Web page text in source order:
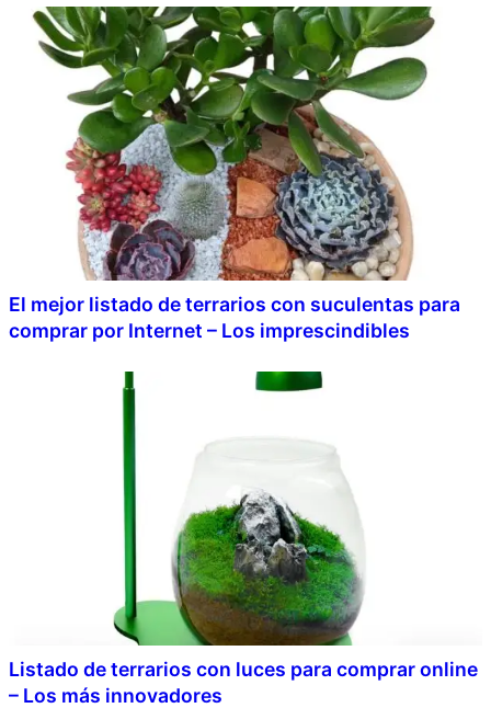
El mejor listado de terrarios con suculentas para
comprar por Internet – Los imprescindibles
Listado de terrarios con luces para comprar online
– Los más innovadores